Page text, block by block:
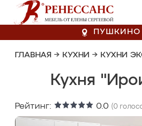
ПУШКИНО
ГЛАВНАЯ → КУХНИ → КУХНИ
Кухня
Рейтинг: 0.0 (0